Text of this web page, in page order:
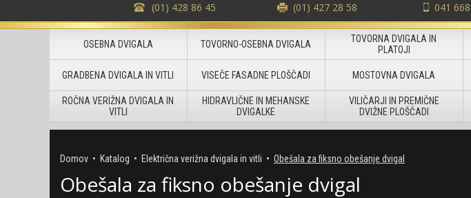
(01) 428 86 45 (01) 427 28 58 041
OSEBNA DVIGALA TOVORNO-OSEBNA DVIGALA
TOVORNA DVIGALA IN
PLATOJI
GRADBENA DVIGALA IN VITLI VISEČE FASADNE PLOŠČADI MOSTOVNA DVIGALA
ROČNA VERIŽNA DVIGALA IN
VITLI
HIDRAVLIČNE IN MEHANSKE
DVIGALKE
VILIČARJI IN PREMIČNE
DVIŽNE PLOŠČADI
Domov • Katalog • Električna verižna dvigala in vitli • Obešala za fiksno obešanje dvigal
Obešala za fiksno obešanje dvigal